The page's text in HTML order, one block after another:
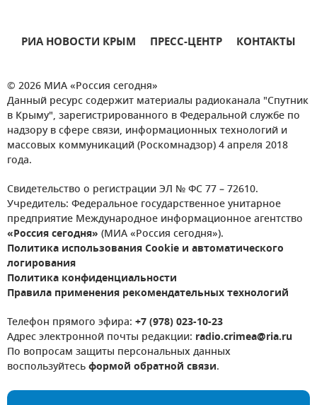
РИА НОВОСТИ КРЫМ ПРЕСС-ЦЕНТР КОНТАКТЫ
© 2026 МИА «Россия сегодня»
Данный ресурс содержит материалы радиоканала "Спутник
в Крыму", зарегистрированного в Федеральной службе по
надзору в сфере связи, информационных технологий и
массовых коммуникаций (Роскомнадзор) 4 апреля 2018
года.
Свидетельство о регистрации ЭЛ № ФС 77 – 72610.
Учредитель: Федеральное государственное унитарное
предприятие Международное информационное агентство
«Россия сегодня» (МИА «Россия сегодня»).
Политика использования Cookie и автоматического
логирования
Политика конфиденциальности
Правила применения рекомендательных технологий
Телефон прямого эфира: +7 (978) 023-10-23
Адрес электронной почты редакции: radio.crimea@ria.ru
По вопросам защиты персональных данных
воспользуйтесьформой обратной связи.